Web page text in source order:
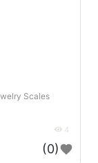
Scales
4
(0)